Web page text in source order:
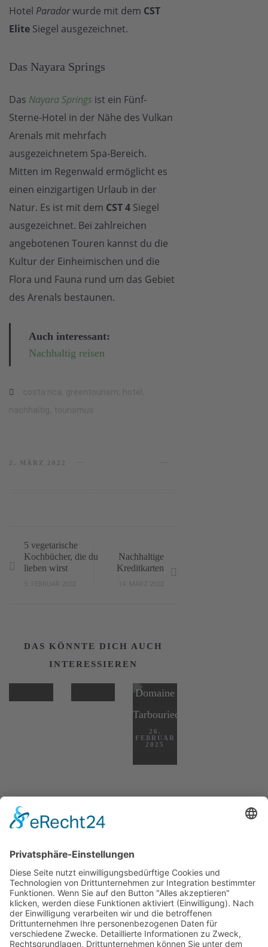
Hotel Paradorwurde mit dem CST
Elite Siegel ausgezeichnet.
Das Nayara Springs
Das Nayara Springs ist ein Fünf-
Sterne-Hotel in der Nähe des Vulkan
Arenals mit mehrfach
ausgezeichnetem Spa-Bereich.
Mitten im Regenwald ermöglicht es
einen einzigartigen Urlaub in der
Natur. Es ist mit dem CST 4 Siegel
ausgezeichnet. Bei zahlreichen
angebotenen Touren kannst du die
Kultur der Einheimischen und die
Flora und Fauna rund um das Gebiet
des Arenals bestaunen.
Auch interessant:
Nachhaltig reisen
2. MÄRZ 2022
5 vegetarische
Kochbücher, die du
lieben wirst
Nachhaltige
Kreditkarten
DAS KÖNNTE DICH AUCH
INTERESSIEREN
Nachhaltige
Ostreathérapie
Domaine
Tarbouriech
26.
FEBRUAR
2025